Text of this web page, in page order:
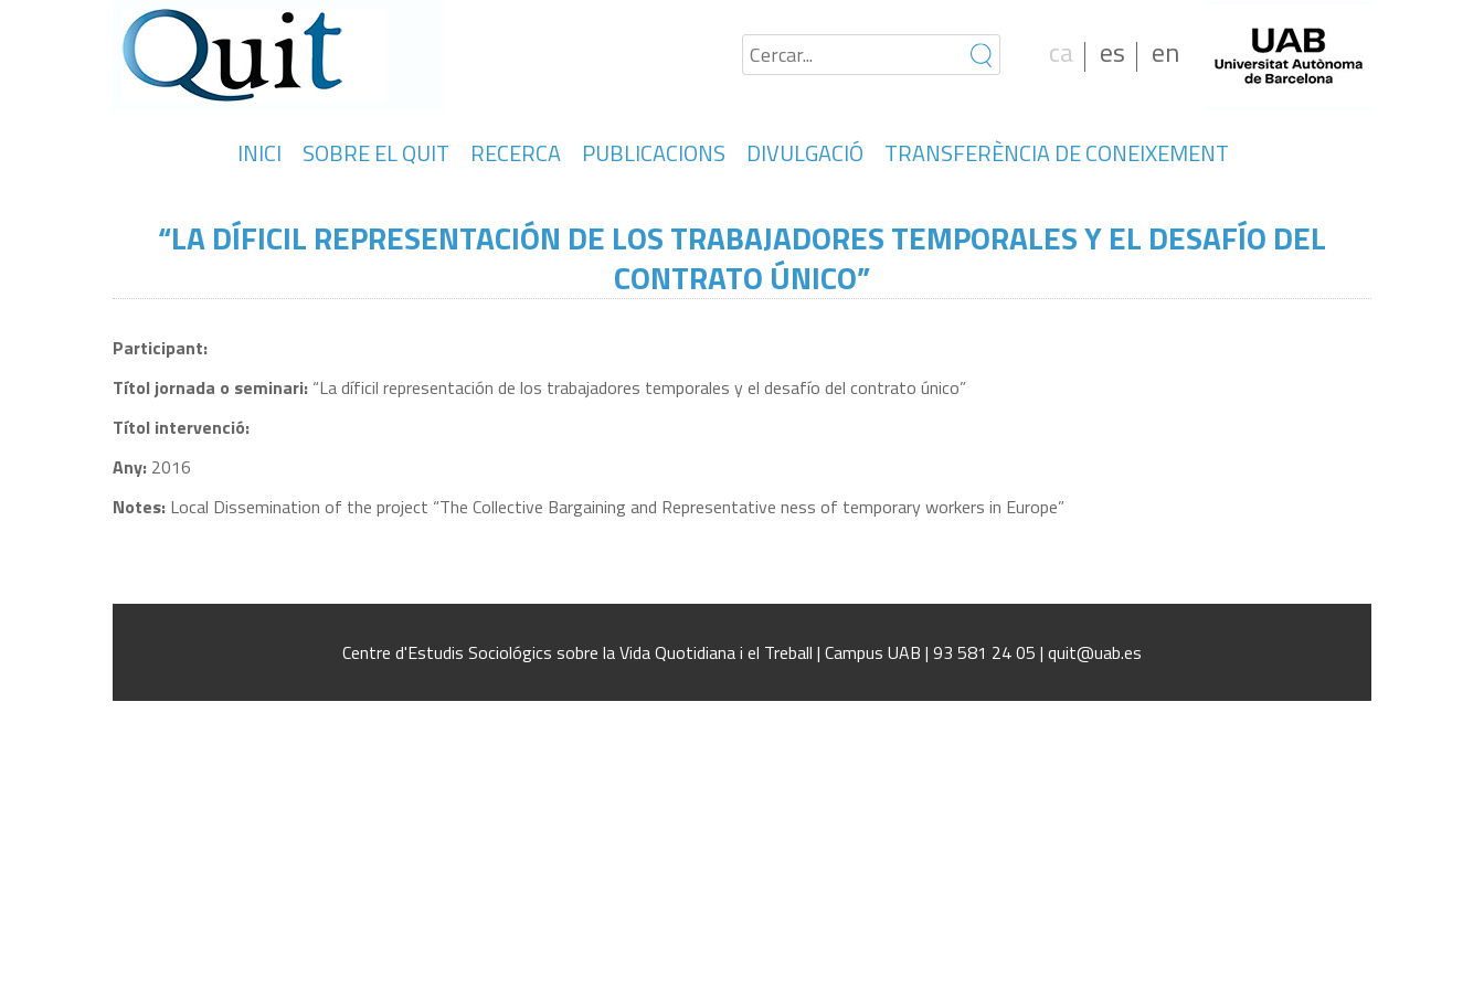
INICI SOBRE EL QUIT RECERCA PUBLICACIONS DIVULGACIÓ TRANSFERÈNCIA DE CONEIXEMENT
ca es en
“LA DÍFICIL REPRESENTACIÓN DE LOS TRABAJADORES TEMPORALES Y EL DESAFÍO DEL
CONTRATO ÚNICO”
Participant:
Títol jornada o seminari: “La díficil representación de los trabajadores temporales y el desafío del contrato único”
Títol intervenció:
Any: 2016
Notes: Local Dissemination of the project “The Collective Bargaining and Representative ness of temporary workers in Europe”
Centre d'Estudis Sociológics sobre la Vida Quotidiana i el Treball | Campus UAB | 93 581 24 05 | quit@uab.es